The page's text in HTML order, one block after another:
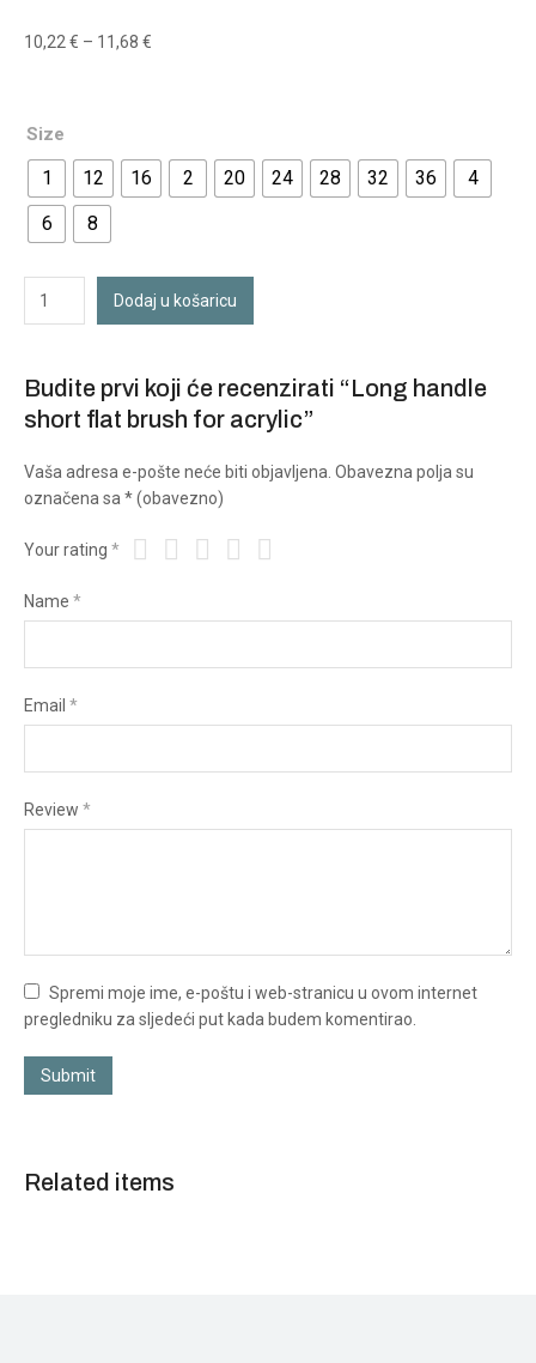
10,22 € – 11,68 €
Size
1 12 16 2 20 24 28 32 36
4
6
8
Dodaj u košaricu
Budite prvi koji će recenzirati “Long handle
short flat brush for acrylic”
Vaša adresa e-pošte neće biti objavljena. Obavezna polja su
označena sa * (obavezno)
Your rating *
Name *
Email *
Review *
Spremi moje ime, e-poštu i web-stranicu u ovom internet
pregledniku za sljedeći put kada budem komentirao.
Submit
Related items